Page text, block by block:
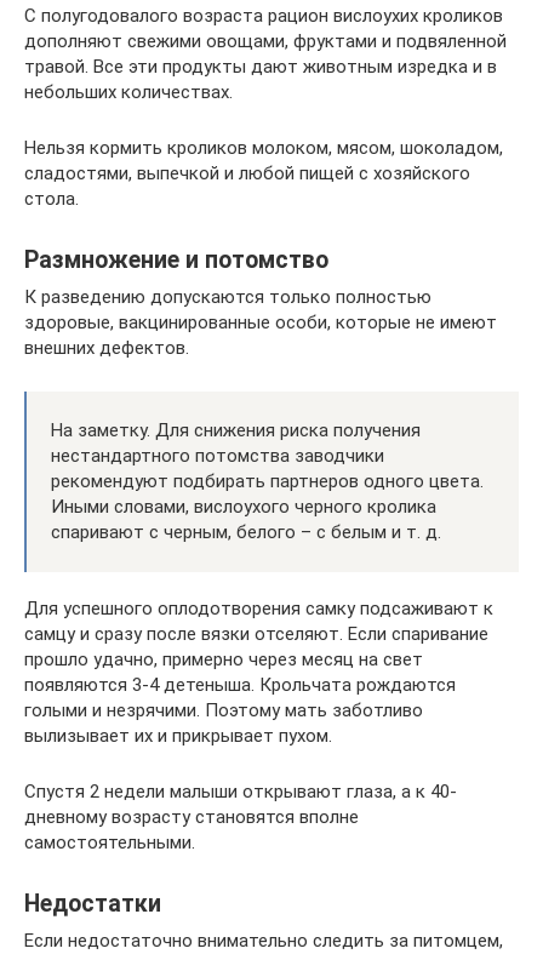
С полугодовалого возраста рацион вислоухих кроликов
дополняют свежими овощами, фруктами и подвяленной
травой. Все эти продукты дают животным изредка и в
небольших количествах.
Нельзя кормить кроликов молоком, мясом, шоколадом,
сладостями, выпечкой и любой пищей с хозяйского
стола.
Размножение и потомство
К разведению допускаются только полностью
здоровые, вакцинированные особи, которые не имеют
внешних дефектов.
На заметку. Для снижения риска получения
нестандартного потомства заводчики
рекомендуют подбирать партнеров одного цвета.
Иными словами, вислоухого черного кролика
спаривают с черным, белого – с белым и т. д.
Для успешного оплодотворения самку подсаживают к
самцу и сразу после вязки отселяют. Если спаривание
прошло удачно, примерно через месяц на свет
появляются 3-4 детеныша. Крольчата рождаются
голыми и незрячими. Поэтому мать заботливо
вылизывает их и прикрывает пухом.
Спустя 2 недели малыши открывают глаза, а к 40-
дневному возрасту становятся вполне
самостоятельными.
Недостатки
Если недостаточно внимательно следить за питомцем,